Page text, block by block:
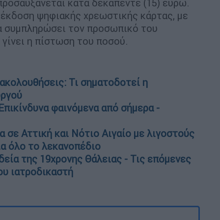
κατά δεκαπέντε (15) ευρώ.
ψηφιακής χρεωστικής κάρτας, με
συμπληρώσει τον προσωπικό του
η πίστωση του ποσού.
Τι σηματοδοτεί η
φαινόμενα από σήμερα -
Αττική και Νότιο Αιγαίο με λιγοστούς
όλο το λεκανοπέδιο
της 19χρονης Θάλειας - Τις επόμενες
ιατροδικαστή